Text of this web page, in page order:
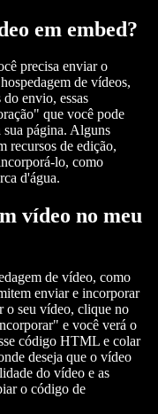
em embed?
precisa enviar o
de vídeos,
envio, essas
que você pode
página. Alguns
recursos de edição,
lo, como
d'água.
vídeo no meu
de vídeo, como
enviar e incorporar
o seu vídeo, clique no
e você verá o
código HTML e colar
deseja que o vídeo
do vídeo e as
o código de